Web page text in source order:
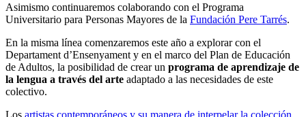
Asimismo continuaremos colaborando con el Programa
Universitario para Personas Mayores de la Fundación Pere Tarrés.
En la misma línea comenzaremos este año a explorar con el
Departament d’Ensenyament y en el marco del Plan de Educación
de Adultos, la posibilidad de crear un programa de aprendizaje de
la lengua a través del arte adaptado a las necesidades de este
colectivo.
Los artistas contemporáneos y su manera de interpelar la colección